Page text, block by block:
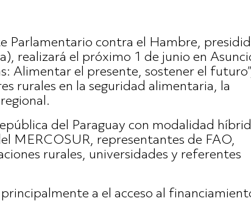
Parlamentario contra el Hambre,
realizará el próximo 1 de junio en
Alimentar el presente, sostener el
rurales en la seguridad alimentaria, la
del Paraguay con modalidad
MERCOSUR, representantes de FAO,
rurales, universidades y referentes
a el acceso al